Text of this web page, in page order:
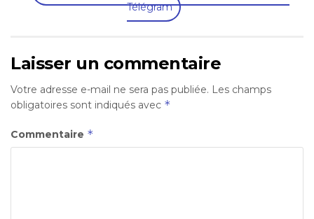
Télégram
Laisser un commentaire
Votre adresse e-mail ne sera pas publiée. Les champs
obligatoires sont indiqués avec *
Commentaire *